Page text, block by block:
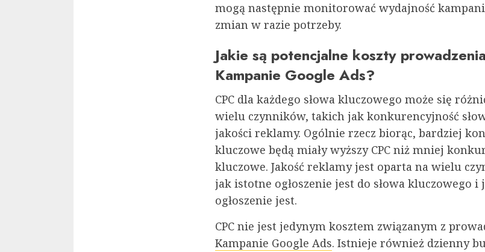
mogą następnie monitorować wydajność
zmian w razie potrzeby.
Jakie są potencjalne koszty
Kampanie Google Ads?
CPC dla każdego słowa kluczowego może się
wielu czynników, takich jak konkurencyjność
jakości reklamy. Ogólnie rzecz biorąc, bardziej
kluczowe będą miały wyższy CPC niż mniej
kluczowe. Jakość reklamy jest oparta na wielu
jak istotne ogłoszenie jest do słowa kluczowego i
ogłoszenie jest.
CPC nie jest jedynym kosztem związanym z
Kampanie Google Ads. Istnieje również dzienny